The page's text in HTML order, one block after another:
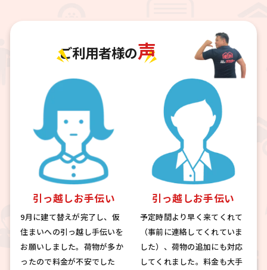
ご利用者様の声
引っ越しお手伝い
9月に建て替えが完了し、仮
住まいへの引っ越し手伝いを
お願いしました。荷物が多か
ったので料金が不安でした
引っ越しお手伝い
予定時間より早く来てくれて
（事前に連絡してくれていま
した）、荷物の追加にも対応
してくれました。料金も大手